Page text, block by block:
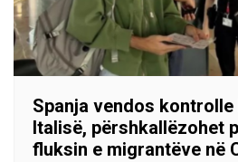
Spanja vendos
Italisë, përshkallëzohet
fluksin e migrantëve në